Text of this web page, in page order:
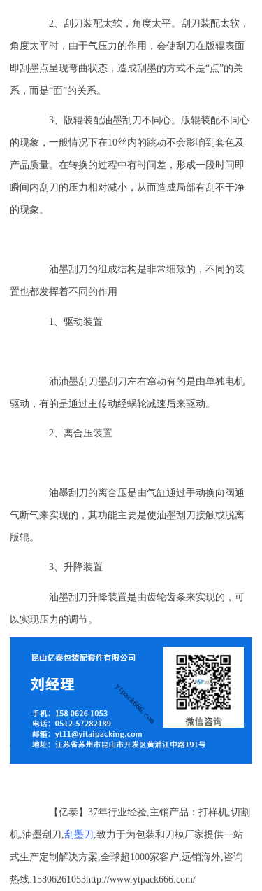
2、刮刀装配太软，角度太平。刮刀装配太软，
角度太平时，由于气压力的作用，会使刮刀在版辊表面
即刮墨点呈现弯曲状态，造成刮墨的方式不是“点”的关
系，而是“面”的关系。
3、版辊装配油墨刮刀不同心。版辊装配不同心
的现象，一般情况下在10丝内的跳动不会影响到套色及
产品质量。在转换的过程中有时间差，形成一段时间即
瞬间内刮刀的压力相对减小，从而造成局部有刮不干净
的现象。
油墨刮刀的组成结构是非常细致的，不同的装
置也都发挥着不同的作用
1、驱动装置
油油墨刮刀墨刮刀左右窜动有的是由单独电机
驱动，有的是通过主传动经蜗轮减速后来驱动。
2、离合压装置
油墨刮刀的离合压是由气缸通过手动换向阀通
气断气来实现的，其功能主要是使油墨刮刀接触或脱离
版辊。
3、升降装置
油墨刮刀升降装置是由齿轮齿条来实现的，可
以实现压力的调节。
【亿泰】37年行业经验,主销产品：打样机,切割
机,油墨刮刀,刮墨刀 ,致力于为包装和刀模厂家提供一站
式生产定制解决方案,全球超1000家客户,远销海外,咨询
热线:15806261053http://www.ytpack666.com/